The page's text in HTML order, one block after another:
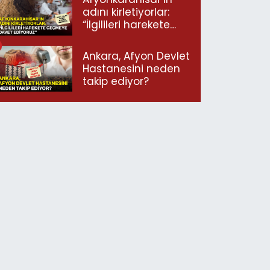
adını kirletiyorlar:
“İlgilileri harekete
ediyoruz”
Ankara, Afyon Devlet
Hastanesini neden
takip ediyor?